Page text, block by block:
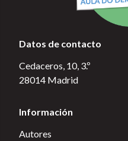
Datos de contacto
Cedaceros, 10, 3.º
28014 Madrid
Información
Autores